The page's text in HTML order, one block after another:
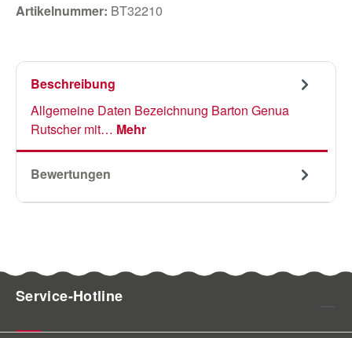
Artikelnummer: BT32210
Beschreibung
Allgemeine Daten Bezeichnung Barton Genua
Rutscher mit… Mehr
Bewertungen
Service-Hotline